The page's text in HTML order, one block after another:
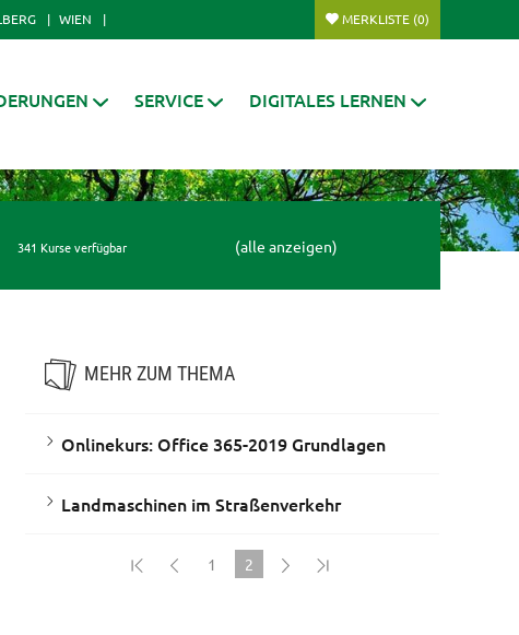
WIEN MERKLISTE (0)
SERVICE DIGITALES LERNEN
341 Kurse verfügbar (alle anzeigen)
MEHR ZUM THEMA
Onlinekurs: Office 365-2019 Grundlagen
Landmaschinen im Straßenverkehr
1
2